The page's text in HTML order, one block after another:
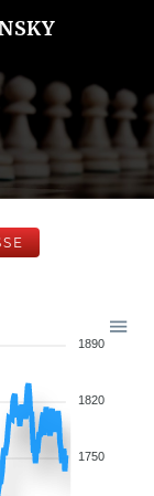
1890
1820
1750